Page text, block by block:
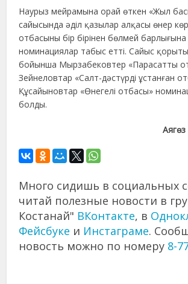
Наурыз мейрамына орай өткен «Жыл
сайысында әділ қазылар алқасы өнер
отбасыны бір бірінен бөлмей барлығына
номинациялар табыс етті. Сайыс
бойынша Мырзабековтер «Парасатты
Зейнеловтар «Салт-дәстүрді ұстанған
Құсайыновтар «Өнегелі отбасы»
болды.
Много сидишь в социальных
читай полезные новости в
Костанай" ВКонтакте, в
Фейсбуке и Инстаграме.
новость можно по номеру 8-